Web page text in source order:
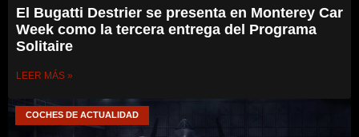
El Bugatti Destrier se presenta en Monterey Car
Week como la tercera entrega del Programa
Solitaire
LEER MÁS »
COCHES DE ACTUALIDAD